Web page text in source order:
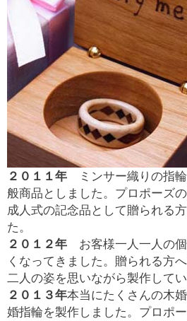
２０１１年 ミンサー織りの指
般商品としました。プロポーズ
成人式の記念品として贈られる
た。
２０１２年 お客様一人一人の
くなってきました。贈られる方
二人の姿を思いながら製作してい
２０１３年本当にたくさんの木
婚指輪を製作しました。プロポ